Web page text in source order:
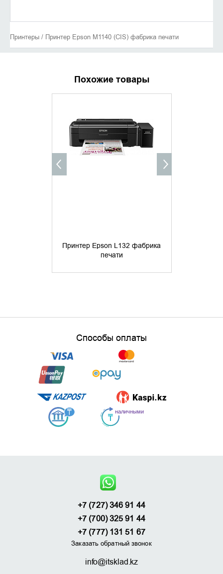
Принтеры / Принтер Epson M1140 (CIS) фабрика печати
Похожие товары
Принтер Epson L132 фабрика
печати
УТОЧНИТЬ НАЛИЧИЕ
Способы оплаты
+7 (727) 346 91 44
+7 (700) 325 91 44
+7 (777) 131 51 67
Заказать обратный звонок
info@itsklad.kz